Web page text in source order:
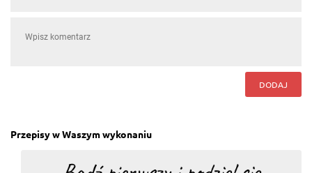
OdpowiedzDODAJ
Przepisy w Waszym wykonaniu